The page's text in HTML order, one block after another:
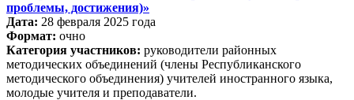
проблемы, достижения)»
Дата: 28 февраля 2025 года
Формат: очно
Категория участников: руководители районных
методических объединений (члены Республиканского
методического объединения) учителей иностранного языка,
молодые учителя и преподаватели.